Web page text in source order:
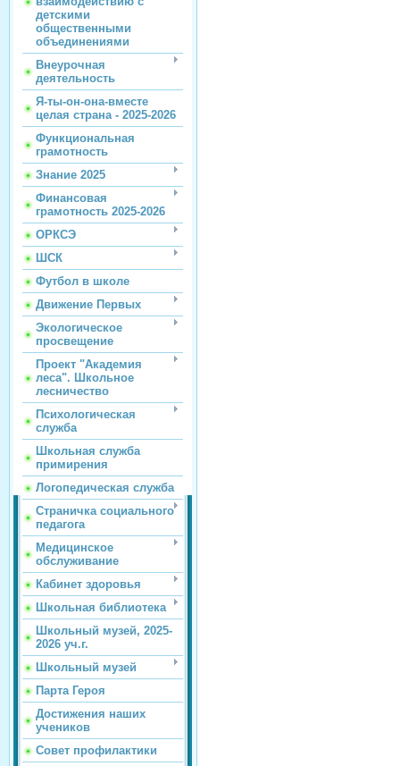
детскими
общественными
объединениями
Внеурочная
деятельность
Я-ты-он-она-вместе
целая страна - 2025-2026
Функциональная
грамотность
Знание 2025
Финансовая
грамотность 2025-2026
ОРКСЭ
ШСК
Футбол в школе
Движение Первых
Экологическое
просвещение
Проект "Академия
леса". Школьное
лесничество
Психологическая
служба
Школьная служба
примирения
Логопедическая служба
Страничка социального
педагога
Медицинское
обслуживание
Кабинет здоровья
Школьная библиотека
Школьный музей, 2025-
2026 уч.г.
Школьный музей
Парта Героя
Достижения наших
учеников
Совет профилактики